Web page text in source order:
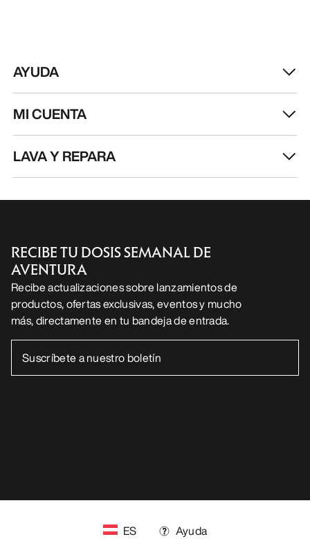
AYUDA
MI CUENTA
LAVA Y REPARA
RECIBE TU DOSIS SEMANAL DE
AVENTURA
Recibe actualizaciones sobre lanzamientos de
productos, ofertas exclusivas, eventos y mucho
más, directamente en tu bandeja de entrada.
ES Ayuda